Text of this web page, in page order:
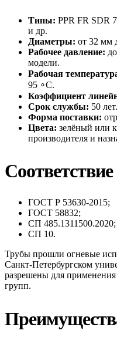
Типы: PPR FR SDR
и др.
Диаметры: от 32 мм
Рабочее давление: до
модели.
Рабочая
95 ∘C.
Коэффициент
Срок службы: 50 лет.
Форма поставки:
Цвета: зелёный или
производителя и
Соответствие
ГОСТ Р 53630‑2015;
ГОСТ 58832;
СП 485.1311500.2020;
СП 10.
Трубы прошли огневые
Санкт‑Петербургском
разрешены для применения
групп.